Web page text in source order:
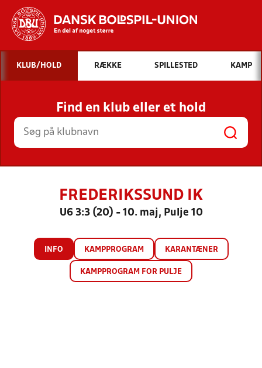
Hvad vil du søge efter?
INDHOLD OG NYHEDER
STILLINGER, RESULTATER, KLUBBER OG
HOLD
KLUB/HOLD RÆKKE SPILLESTED KAMP
Find en klub eller et hold
FREDERIKSSUND IK
U6 3:3 (20) - 10. maj, Pulje 10
INFO KAMPPROGRAM KARANTÆNER
KAMPPROGRAM FOR PULJE